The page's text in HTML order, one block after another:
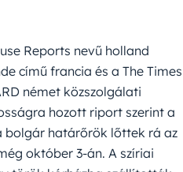
Reports nevű holland
című francia és a The Times
német közszolgálati
hozott riport szerint a
határőrök lőttek rá az
október 3-án. A szíriai